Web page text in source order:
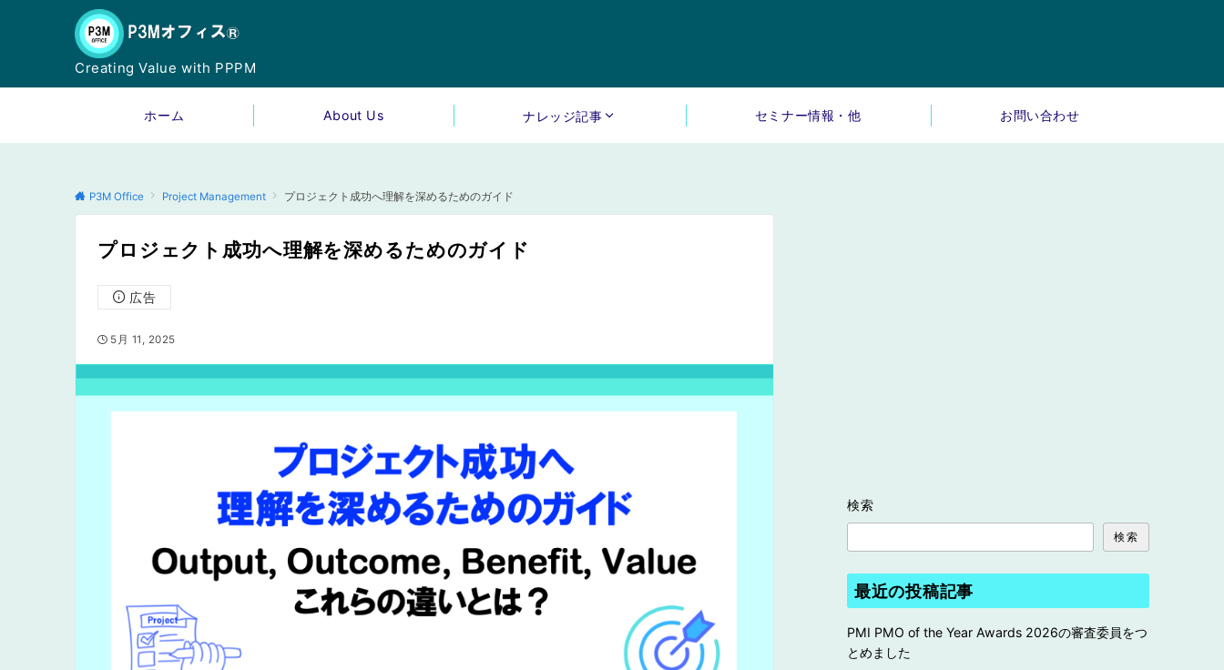
Creating Value with PPPM
ホーム About Us ナレッジ記事 セミナー情報・他 お問い合わせ
P3M Office Project Management プロジェクト成功へ理解を深めるためのガイド
プロジェクト成功へ理解を深めるためのガイド
広告
5月 11, 2025
検索
検索
最近の投稿記事
PMI PMO of the Year Awards 2026の審査委員をつ
とめました